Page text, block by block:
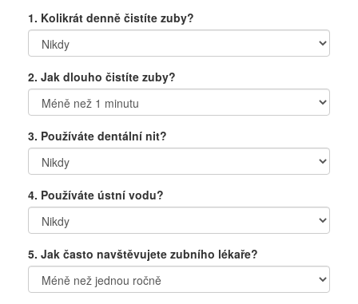
1. Kolikrát denně čistíte zuby?
2. Jak dlouho čistíte zuby?
3. Používáte dentální nit?
4. Používáte ústní vodu?
5. Jak často navštěvujete zubního lékaře?